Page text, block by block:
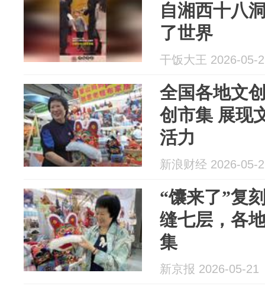
自湘西十八
了世界
干饭大王 2026-05-
全国各地文
创市集 展现
活力
新浪财经 2026-05-
“馕来了”复
缝七层，各
集
新京报 2026-05-21